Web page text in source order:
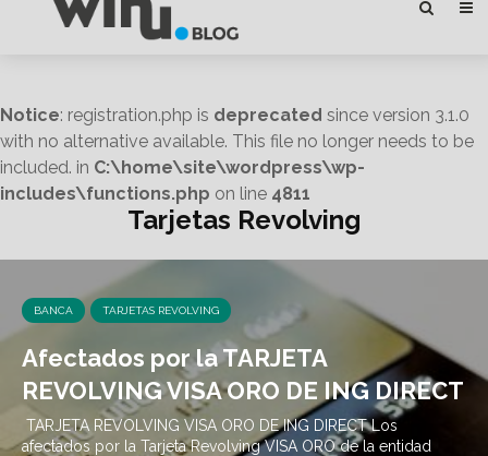
Notice: registration.php is deprecated since version 3.1.0
with no alternative available. This file no longer needs to be
included. in C:\home\site\wordpress\wp-
includes\functions.php on line 4811
Tarjetas Revolving
BANCA TARJETAS REVOLVING
Afectados por la TARJETA
REVOLVING VISA ORO DE ING DIRECT
TARJETA REVOLVING VISA ORO DE ING DIRECT Los
afectados por la Tarjeta Revolving VISA ORO de la entidad